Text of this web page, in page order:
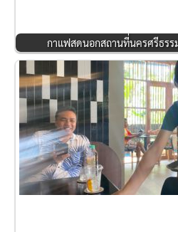
กาแฟสดนอกสถานที่นครศรีธรร